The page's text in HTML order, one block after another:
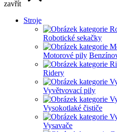
zavřít
Stroje
Robotické sekačky
Motorové pily
Ridery
Vyvětvovací pily
Vysokotlaké čističe
Vysavače